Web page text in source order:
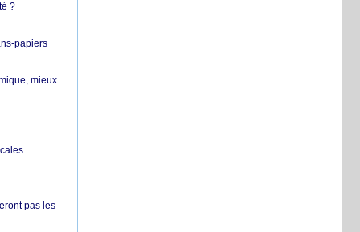
?
papiers
mieux
pas les